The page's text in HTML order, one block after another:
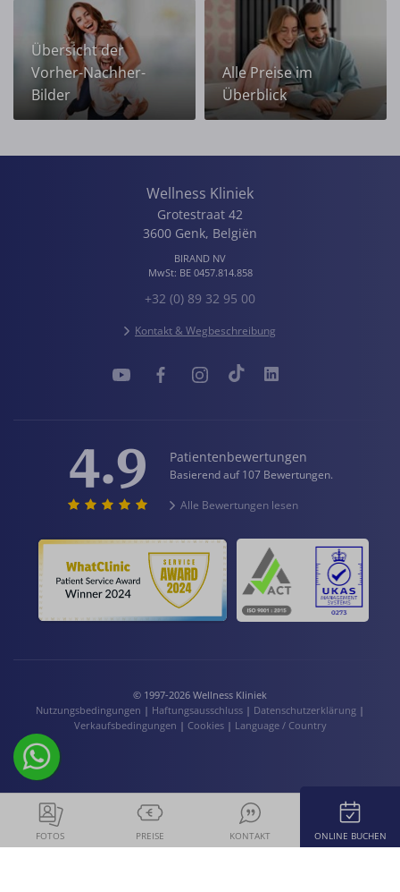
Übersicht der
Vorher-Nachher-
Bilder
Alle Preise im
Überblick
Wellness Kliniek
Grotestraat 42
3600 Genk, Belgiën
BIRAND NV
MwSt: BE 0457.814.858
+32 (0) 89 32 95 00
Kontakt & Wegbeschreibung
4.9 Patientenbewertungen
Basierend auf 107 Bewertungen.
Alle Bewertungen lesen
© 1997-2026 Wellness Kliniek
Nutzungsbedingungen | Haftungsausschluss | Datenschutzerklärung |
Verkaufsbedingungen | Cookies| Language / Country
FOTOS PREISE KONTAKT ONLINE BUCHEN